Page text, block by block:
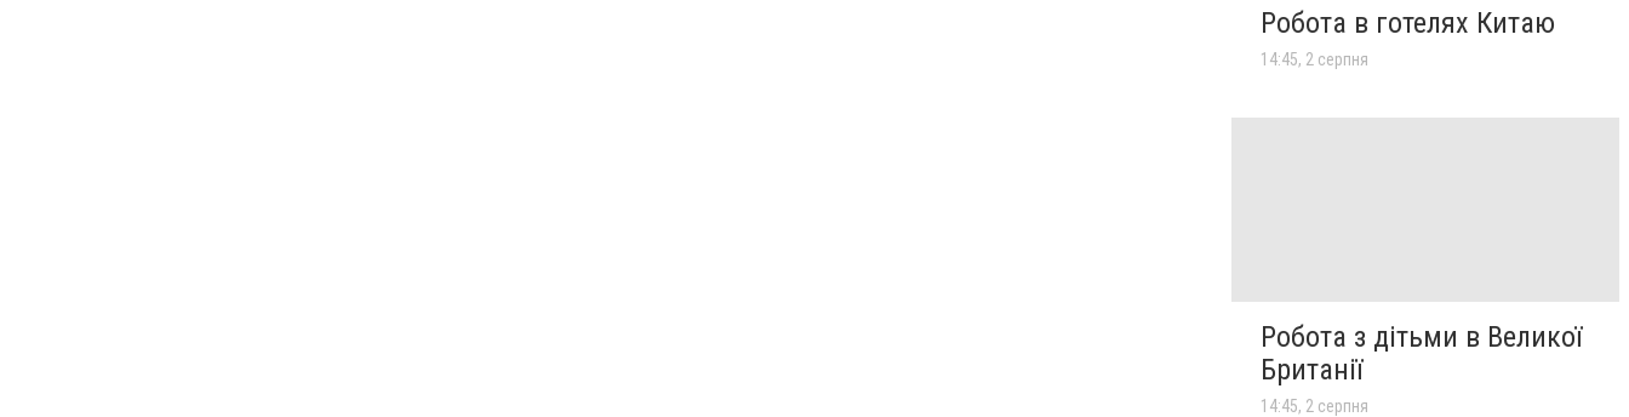
Робота в готелях Китаю
14:45, 2 серпня
Робота з дітьми в Великої
Британії
14:45, 2 серпня